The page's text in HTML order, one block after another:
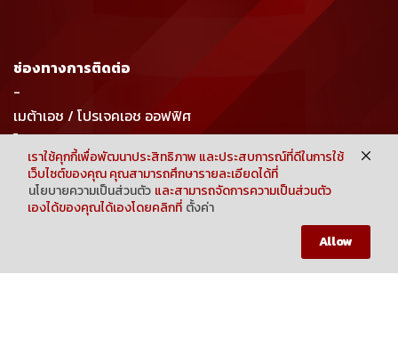
ช่องทางการติดต่อ
-
เมต้าเอช / โปรเจคเอช ออฟฟิศ
โทร : 063-916-6356
อีเมล : projecthmuaythaigym@gmail.com
sales@metahgym.com
| Powered by
COPYRIGHT 2023 METAH BY PROJECT H GROUP CO.,LTD.
เราใช้คุกกี้เพื่อพัฒนาประสิทธิภาพ และประสบการณ์ที่ดีในการใช้
เว็บไซต์ของคุณ คุณสามารถศึกษารายละเอียดได้ที่
นโยบายความเป็นส่วนตัว และสามารถจัดการความเป็นส่วนตัว
เองได้ของคุณได้เองโดยคลิกที่ ตั้งค่า
Allow
MEMBER